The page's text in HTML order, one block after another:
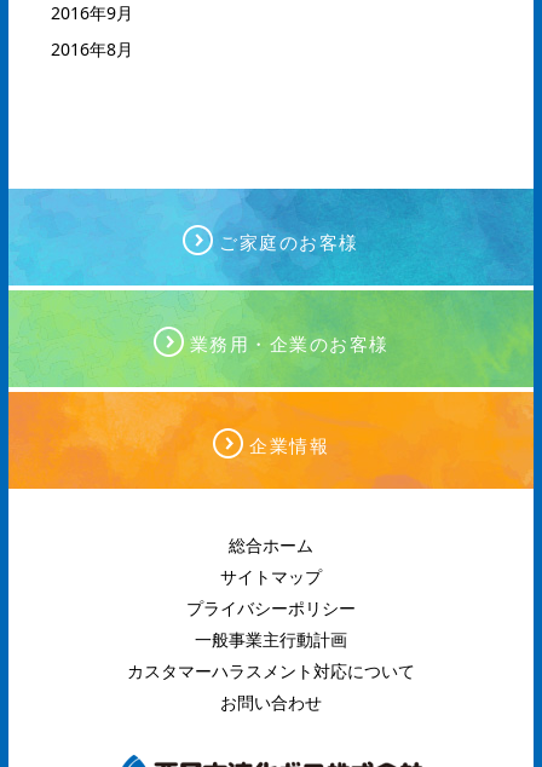
2016年9月
2016年8月
ご家庭のお客様
業務用・企業のお客様
企業情報
総合ホーム
サイトマップ
プライバシーポリシー
一般事業主行動計画
カスタマーハラスメント対応について
お問い合わせ